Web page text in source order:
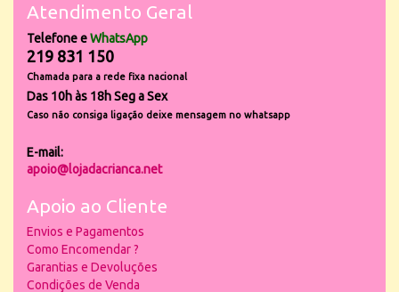
Atendimento Geral
Telefone eWhatsApp
219 831 150
Chamada para a rede fixa nacional
Das 10h às 18h Seg a Sex
Caso não consiga ligação deixe mensagem no whatsapp
E-mail:
apoio@lojadacrianca.net
Apoio ao Cliente
Envios e Pagamentos
Como Encomendar ?
Garantias e Devoluções
Condições de Venda